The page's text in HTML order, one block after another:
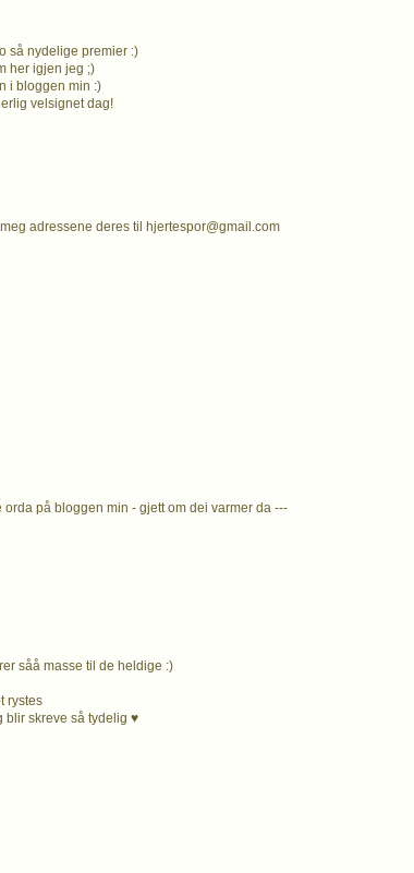
så nydelige premier :)
her igjen jeg ;)
i bloggen min :)
velsignet dag!
adressene deres til hjertespor@gmail.com
på bloggen min - gjett om dei varmer da ---
såå masse til de heldige :)
rystes
blir skreve så tydelig ♥